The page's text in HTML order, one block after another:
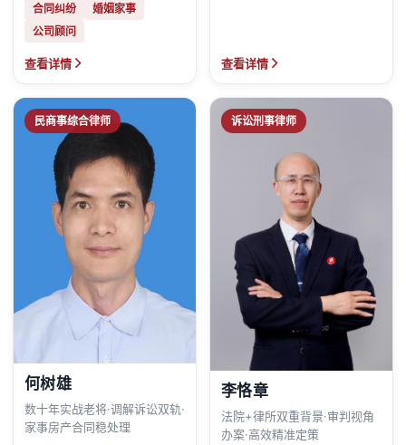
合同纠纷
婚姻家事
公司顾问
查看详情 查看详情
民商事综合律师
何树雄
数十年实战老将·调解诉讼双轨·
家事房产合同稳处理
诉讼刑事律师
李恪章
法院+律所双重背景·审判视角
办案·高效精准定策